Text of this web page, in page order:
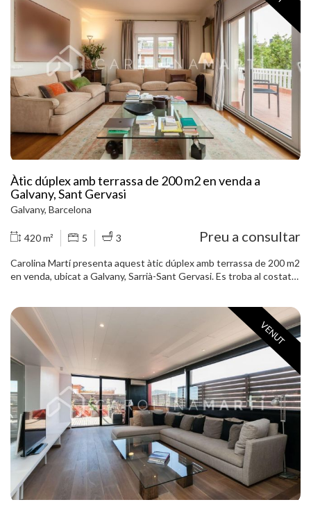
aproximadament. La cuina és exterior al balcó amb unes vistes
agradables. A la planta superior hi ha la terrassa privativa de 30 m2.
Disposa de terres de parquet, sistema d'aerotèrmia per a fred i
calor i finestrals tipus climalit. En una zona excel·lent al costat de la
parada de metro de Congrés. La finca va ser construïda el 2021 i
disposa d'ascensor. Pàrquing opcional per la zona. Truqui'ns per
visitar l'àtic.
Àtic dúplex amb terrassa de 200 m2 en venda a
Galvany, Sant Gervasi
Galvany, Barcelona
420 m² 5 3 Preu a consultar
Carolina Martí presenta aquest àtic dúplex amb terrassa de 200 m2
en venda, ubicat a Galvany, Sarrià-Sant Gervasi. Es troba al costat
standing a quatre vents de 220 m2 aproximadament, amb dues
impressionants terrasses d´uns 200 m2. Habitatge amb un total de
5 habitacions i 3 banys complets. La primera planta està envoltada
per una de les terrasses i la distribució consta d'un gran saló-
menjador amb accés obert a la cuina. En aquesta planta hi ha tres
habitacions i els 3 banys (dos en suite). Disposa dentrada principal i
de servei. La segona planta compta amb dues habitacions i té accés
directe a la impressionant segona terrassa amb vistes
panoràmiques a tota la ciutat i amb moltes possibilitats per crear
diferents ambients: d'oci, chill-out, zona de jocs, mobles de jardí,
etc. El pis inclou plaça de pàrquing i traster a la mateixa finca, i es
lliura en unes condicions excel·lents. Disposa d´aire condicionat i
calefacció central. Aquesta joia única està ubicada en una preciosa
finca de 7 pisos semi-nova amb ascensor i servei de consergeria en
una zona molt tranquil·la. Molt ben comunicada i envoltada d´un
VENUT